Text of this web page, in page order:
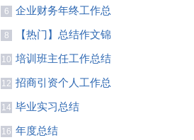
6
企业财务年终工作总
结范文
8
【热门】总结作文锦
集四篇
10 培训班主任工作总结
集锦8篇
12 招商引资个人工作总
结
14 毕业实习总结
16 年度总结